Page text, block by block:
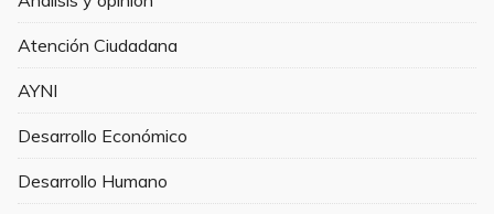
Atención Ciudadana
AYNI
Desarrollo Económico
Desarrollo Humano